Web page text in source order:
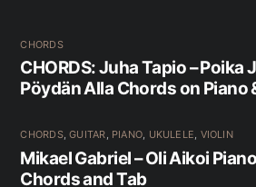
CHORDS
CHORDS: Juha Tapio – Poika
Pöydän Alla Chords on Piano
CHORDS,GUITAR, PIANO, UKULELE, VIOLIN
Mikael Gabriel – Oli Aikoi
Chords and Tab